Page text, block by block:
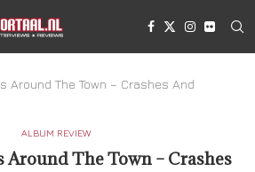
Around The Town – Crashes And
ALBUM REVIEW
Around The Town – Crashes